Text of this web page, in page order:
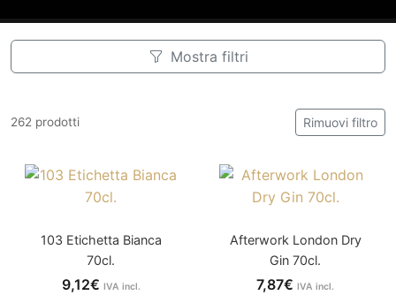
Mostra filtri
262 prodotti Rimuovi filtro
103 Etichetta Bianca
70cl.
9,12€ IVA incl.
Afterwork London Dry
Gin 70cl.
7,87€ IVA incl.